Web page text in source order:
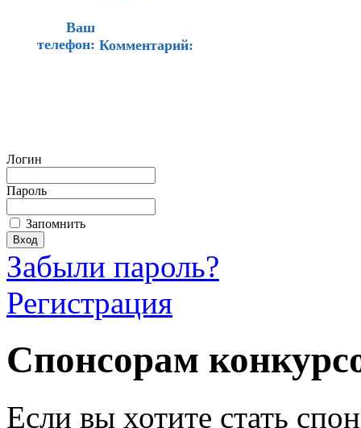
Ваш
телефон: Комментарий:
Логин
Пароль
Запомнить
Забыли пароль?
Регистрация
Спонсорам
Если вы хотите стать